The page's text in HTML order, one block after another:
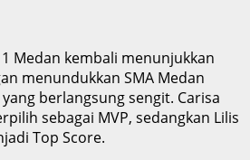
Medan kembali menunjukkan
menundukkan SMA Medan
berlangsung sengit. Carisa
sebagai MVP, sedangkan Lilis
Top Score.